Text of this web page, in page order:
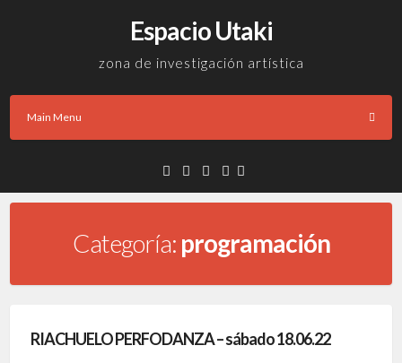
Espacio Utaki
zona de investigación artística
Main Menu
Facebook
TwitterInstagram
Email
Categoría: programación
RIACHUELO PERFODANZA – sábado 18.06.22